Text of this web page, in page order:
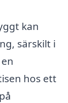
kan
särskilt i
hos ett